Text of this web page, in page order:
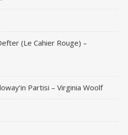
(Le Cahier Rouge) –
Partisi – Virginia Woolf